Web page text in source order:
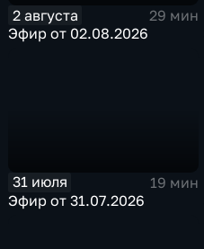
2 августа
29 мин
Эфир от 02.08.2026
31 июля
19 мин
Эфир от 31.07.2026